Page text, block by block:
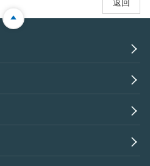
返回



